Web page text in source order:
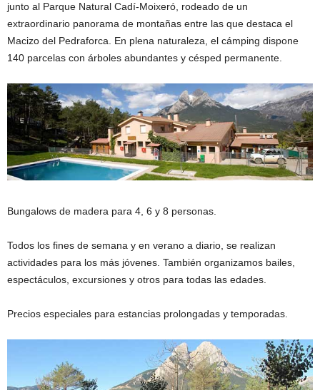
junto al Parque Natural Cadí-Moixeró, rodeado de un
extraordinario panorama de montañas entre las que destaca el
Macizo del Pedraforca. En plena naturaleza, el cámping dispone
140 parcelas con árboles abundantes y césped permanente.
Bungalows de madera para 4, 6 y 8 personas.
Todos los fines de semana y en verano a diario, se realizan
actividades para los más jóvenes. También organizamos bailes,
espectáculos, excursiones y otros para todas las edades.
Precios especiales para estancias prolongadas y temporadas.